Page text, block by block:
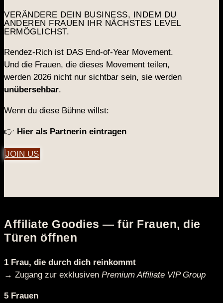
VERÄNDERE DEIN BUSINESS, INDEM DU
ANDEREN FRAUEN IHR NÄCHSTES LEVEL
ERMÖGLICHST.
Rendez-Rich ist DAS End-of-Year Movement.
Und die Frauen, die dieses Movement teilen,
werden 2026 nicht nur sichtbar sein, sie werden
unübersehbar.
Wenn du diese Bühne willst:
👉 Hier als Partnerin eintragen
JOIN US
Affiliate Goodies — für Frauen, die
Türen öffnen
1 Frau, die durch dich reinkommt
→ Zugang zur exklusiven Premium Affiliate VIP Group
5 Frauen